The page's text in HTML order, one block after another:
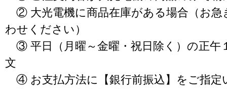
② 大光電機に商品在庫がある場合（お急
わせください）
③ 平日（月曜～金曜・祝日除く）の正午
文
④ お支払方法に【銀行前振込】をご指定